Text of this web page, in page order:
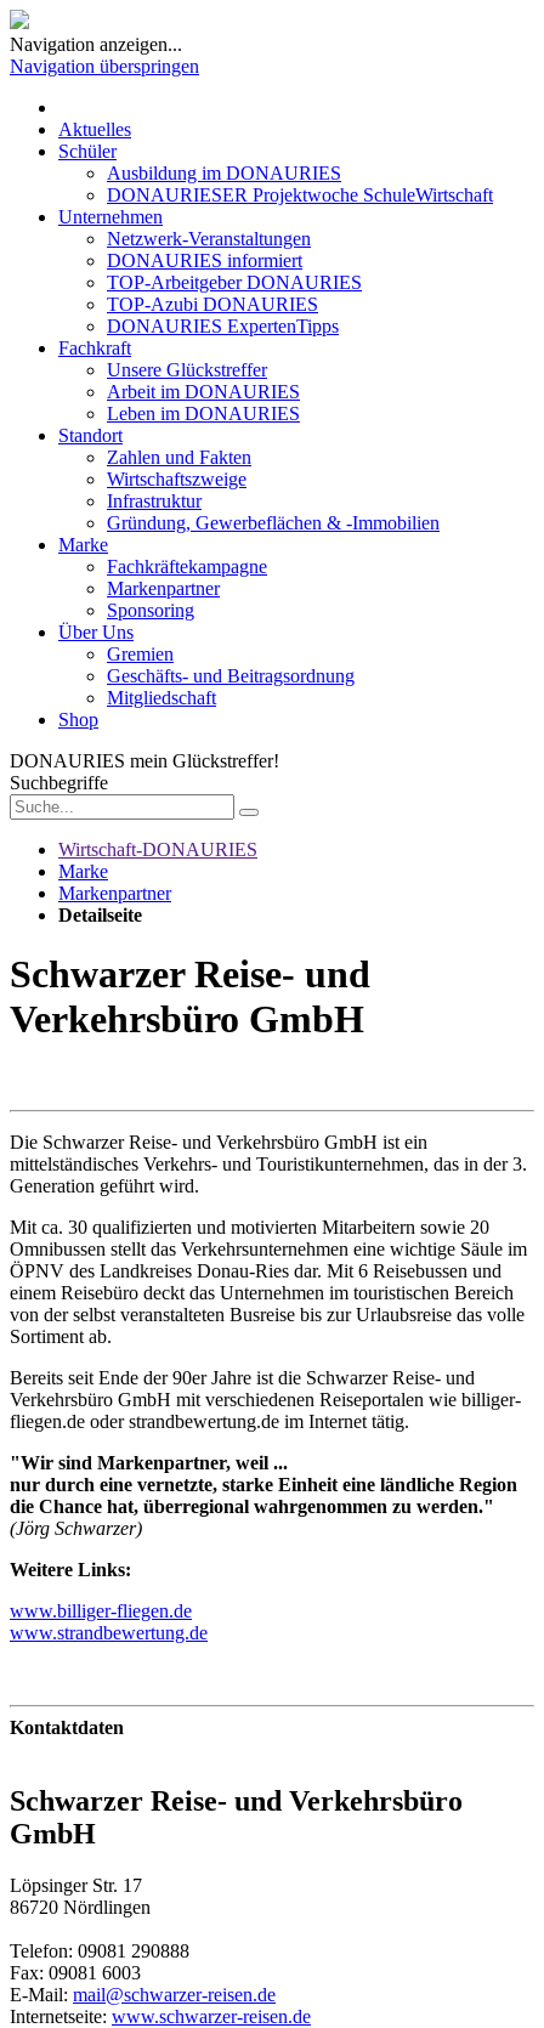
Navigation anzeigen...
Navigation überspringen
Aktuelles
Schüler
Ausbildung im DONAURIES
DONAURIESER Projektwoche SchuleWirtschaft
Unternehmen
Netzwerk-Veranstaltungen
DONAURIES informiert
TOP-Arbeitgeber DONAURIES
TOP-Azubi DONAURIES
DONAURIES ExpertenTipps
Fachkraft
Unsere Glückstreffer
Arbeit im DONAURIES
Leben im DONAURIES
Standort
Zahlen und Fakten
Wirtschaftszweige
Infrastruktur
Gründung, Gewerbeflächen & -Immobilien
Marke
Fachkräftekampagne
Markenpartner
Sponsoring
Über Uns
Gremien
Geschäfts- und Beitragsordnung
Mitgliedschaft
Shop
DONAURIES mein Glückstreffer!
Suchbegriffe
Wirtschaft-DONAURIES
Marke
Markenpartner
Detailseite
Schwarzer Reise- und
Verkehrsbüro GmbH
Die Schwarzer Reise- und Verkehrsbüro GmbH ist ein
mittelständisches Verkehrs- und Touristikunternehmen, das in der 3.
Generation geführt wird.
Mit ca. 30 qualifizierten und motivierten Mitarbeitern sowie 20
Omnibussen stellt das Verkehrsunternehmen eine wichtige Säule im
ÖPNV des Landkreises Donau-Ries dar. Mit 6 Reisebussen und
einem Reisebüro deckt das Unternehmen im touristischen Bereich
von der selbst veranstalteten Busreise bis zur Urlaubsreise das volle
Sortiment ab.
Bereits seit Ende der 90er Jahre ist die Schwarzer Reise- und
Verkehrsbüro GmbH mit verschiedenen Reiseportalen wie billiger-
fliegen.de oder strandbewertung.de im Internet tätig.
"Wir sind Markenpartner, weil ...
nur durch eine vernetzte, starke Einheit eine ländliche Region
die Chance hat, überregional wahrgenommen zu werden."
(Jörg Schwarzer)
Weitere Links:
www.billiger-fliegen.de
www.strandbewertung.de
Kontaktdaten
Schwarzer Reise- und Verkehrsbüro
GmbH
Löpsinger Str. 17
86720 Nördlingen
Telefon: 09081 290888
Fax: 09081 6003
E-Mail: mail@schwarzer-reisen.de
Internetseite: www.schwarzer-reisen.de